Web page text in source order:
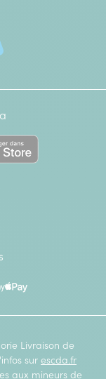
Badge - Top 5%
Express
Pay
Apple Pay
Livraison de
sur escda.fr
aux mineurs de